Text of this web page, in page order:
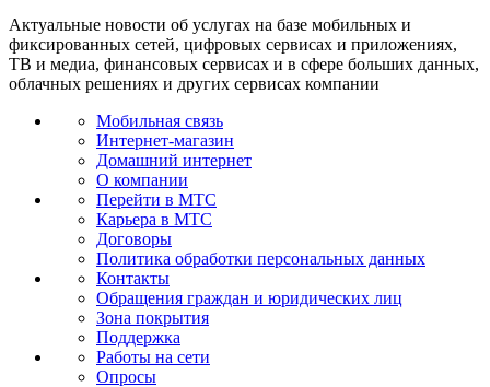
Актуальные новости об услугах на базе мобильных и
фиксированных сетей, цифровых сервисах и приложениях,
ТВ и медиа, финансовых сервисах и в сфере больших данных,
облачных решениях и других сервисах компании
Мобильная связь
Интернет-магазин
Домашний интернет
О компании
Перейти в МТС
Карьера в МТС
Договоры
Политика обработки персональных данных
Контакты
Обращения граждан и юридических лиц
Зона покрытия
Поддержка
Работы на сети
Опросы